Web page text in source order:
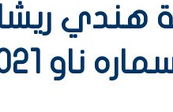
هندي
ناو 2021